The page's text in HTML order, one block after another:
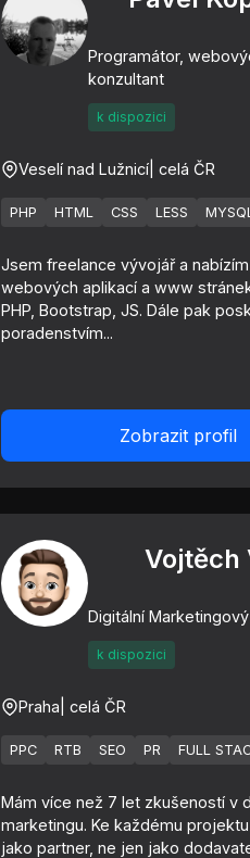
Programátor,
konzultant
k dispozici
Veselí nad Lužnicí | celá ČR
PHP HTML CSS LESS
Jsem freelance vývojář a
webových aplikací a www
PHP, Bootstrap, JS. Dále pak
poradenstvím...
Zobrazit profil
Vojtěch
Digitální
k dispozici
Praha | celá ČR
PPC RTB SEO PR FULL
Mám více než 7 let zkušeností v
marketingu. Ke každému
jako partner, ne jen jako